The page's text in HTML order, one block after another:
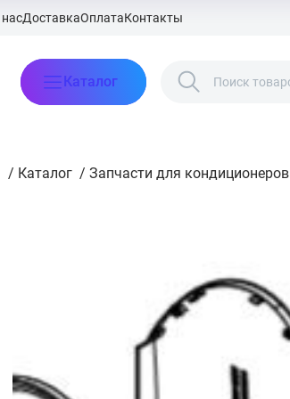
ДоставкаОплатаКонтакты
Каталог
/ Каталог / Запчасти для кондиционеров